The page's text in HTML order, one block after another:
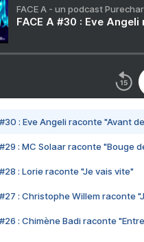
FACE A - un podcast
FACE A #30 : Eve
#30 : Eve Angeli raconte "Avant
#29 : MC Solaar raconte "Bouge
#28 : Lorie raconte "Je vais vite"
#27 : Christophe Willem raconte
#26 : Chimène Badi raconte